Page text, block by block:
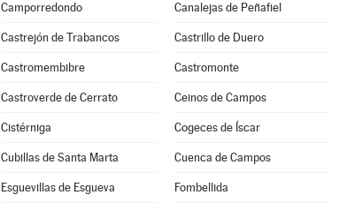
Camporredondo Canalejas de Peñafiel
Castrejón de Trabancos Castrillo de Duero
Castromembibre Castromonte
Castroverde de Cerrato Ceinos de Campos
Cistérniga Cogeces de Íscar
Cubillas de Santa Marta Cuenca de Campos
Esguevillas de Esgueva Fombellida